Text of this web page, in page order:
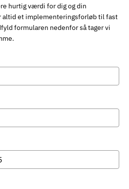
hurtig værdi for dig og din
altid et implementeringsforløb til fast
formularen nedenfor så tager vi